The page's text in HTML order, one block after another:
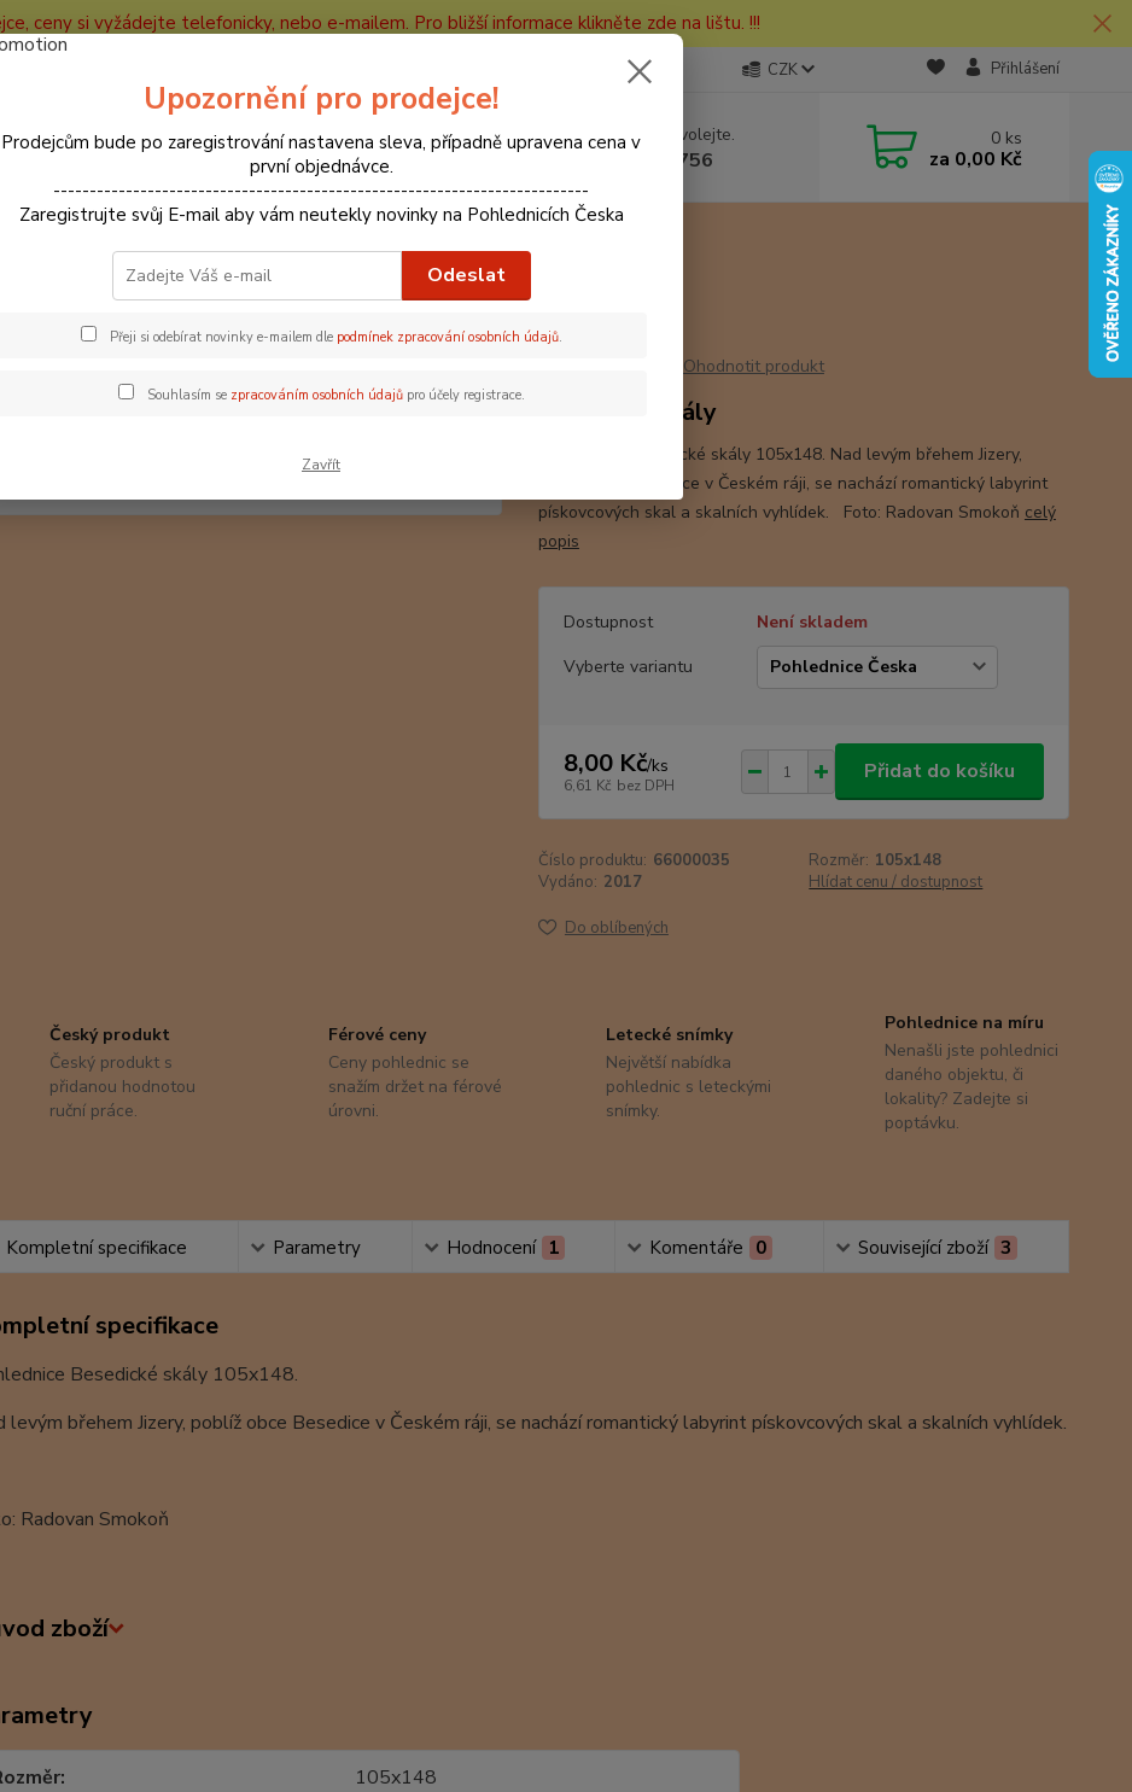
ceny si vyžádejte telefonicky, nebo e-mailem. Pro bližší informace klikněte zde na lištu. !!!
CZK Přihlášení
Hledat Nevíte si rady? Zavolejte.
+420 730 127 756
0 ks
za 0,00 Kč
Pohlednice Besedické skály
Ohodnotit produkt
Besedické skály
Pohlednice Besedické skály 105x148. Nad levým břehem Jizery,
poblíž obce Besedice v Českém ráji, se nachází romantický labyrint
pískovcových skal a skalních vyhlídek. Foto: Radovan Smokoň celý
popis
Dostupnost
Není skladem
Vyberte variantu
8,00 Kč/ks
6,61 Kč bez DPH
Přidat do košíku
Číslo produktu: 66000035 Rozměr: 105x148
Vydáno: 2017 Hlídat cenu / dostupnost
Do oblíbených
Český produkt
Český produkt s
přidanou hodnotou
ruční práce.
Férové ceny
Ceny pohlednic se
snažím držet na férové
úrovni.
Letecké snímky
Největší nabídka
pohlednic s leteckými
snímky.
Pohlednice na míru
Nenašli jste pohlednici
daného objektu, či
lokality? Zadejte si
poptávku.
Kompletní specifikace Parametry Hodnocení 1 Komentáře 0 Související zboží 3
specifikace
Besedické skály 105x148.
levým břehem Jizery, poblíž obce Besedice v Českém ráji, se nachází romantický labyrint pískovcových skal a skalních vyhlídek.
Radovan Smokoň
zboží
105x148
Upozornění pro prodejce!
Prodejcům bude po zaregistrování nastavena sleva, případně upravena cena v
první objednávce.
--------------------------------------------------------------------------
Zaregistrujte svůj E-mail aby vám neutekly novinky na Pohlednicích Česka
Odeslat
Přeji si odebírat novinky e-mailem dle podmínek zpracování osobních údajů.
Souhlasím se zpracováním osobních údajůpro účely registrace.
Zavřít